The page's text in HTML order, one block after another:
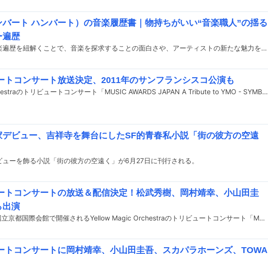
ート ハンバート）の音楽履歴書｜物持ちがいい“音楽職人”の揺る
遍歴
アーティストの音楽遍歴を紐解くことで、音楽を探求することの面白さや、アーティストの新たな魅力を浮き彫りにするこの企画。今回は佐野遊穂とともにハンバートハンバートとして活動を続け、昨年11月にリリースした最新アルバム「カーニバルの夢」が話題を集めている佐藤良成の音楽遍歴に迫った。
トコンサート放送決定、2011年のサンフランシスコ公演も
Yellow Magic Orchestraのトリビュートコンサート「MUSIC AWARDS JAPAN A Tribute to YMO - SYMBOL OF MUSIC AWARDS JAPAN 2025-」の模様が7月13日にWOWOWで放送・配信される。
ビュー、吉祥寺を舞台にしたSF的青春私小説「街の彼方の空遠
ーを飾る小説「街の彼方の空遠く」が6月27日に刊行される。
トコンサートの放送＆配信決定！松武秀樹、岡村靖幸、小山田圭
出演
5月20日に京都・国立京都国際会館で開催されるYellow Magic Orchestraのトリビュートコンサート「MUSIC AWARDS JAPAN A Tribute to YMO - SYMBOL OF MUSIC AWARDS JAPAN 2025-」の模様が、7月13日にWOWOWで放送・配信される。
トコンサートに岡村靖幸、小山田圭吾、スカパラホーンズ、TOWA